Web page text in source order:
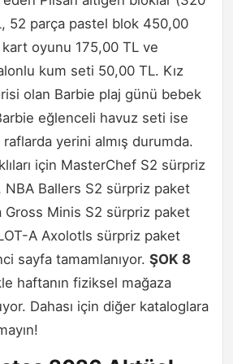
52 parça pastel blok 450,00
oyunu 175,00 TL ve
kum seti 50,00 TL. Kız
olan Barbie plaj günü bebek
eğlenceli havuz seti ise
yerini almış durumda.
için MasterChef S2 sürpriz
Ballers S2 sürpriz paket
Gross Minis S2 sürpriz paket
A Axolotls sürpriz paket
sayfa tamamlanıyor. ŞOK 8
haftanın fiziksel mağaza
Dahası için diğer kataloglara